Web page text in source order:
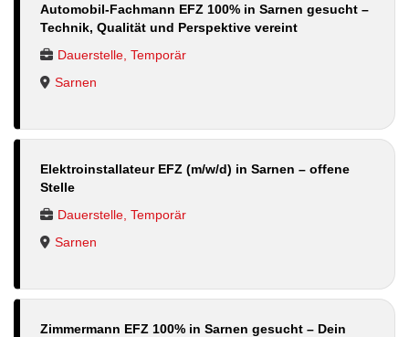
Automobil-Fachmann EFZ 100% in Sarnen gesucht –
Technik, Qualität und Perspektive vereint
Dauerstelle, Temporär
Sarnen
Elektroinstallateur EFZ (m/w/d) in Sarnen – offene
Stelle
Dauerstelle, Temporär
Sarnen
Zimmermann EFZ 100% in Sarnen gesucht – Dein